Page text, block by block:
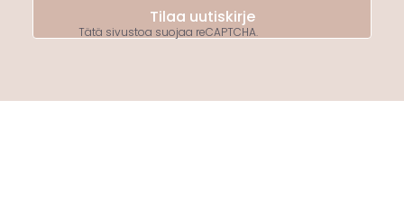
Tilaa uutiskirje
Tätä sivustoa suojaa reCAPTCHA.